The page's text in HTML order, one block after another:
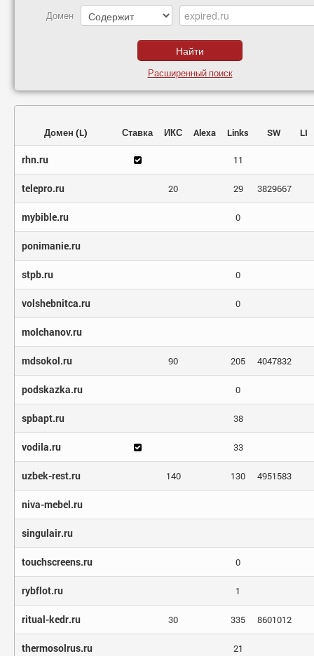
Домен
Расширенный поиск
Домен (L) Ставка ИКС Alexa Links SW LI
rhn.ru 11
telepro.ru 20 29 3829667
mybible.ru 0
ponimanie.ru
stpb.ru 0
volshebnitca.ru 0
molchanov.ru
mdsokol.ru 90 205 4047832
podskazka.ru 0
spbapt.ru 38
vodila.ru 33
uzbek-rest.ru 140 130 4951583
niva-mebel.ru
singulair.ru
touchscreens.ru 0
rybflot.ru 1
ritual-kedr.ru 30 335 8601012
thermosolrus.ru 21